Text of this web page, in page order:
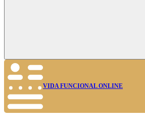
Buscar
VIDA FUNCIONAL ONLINE